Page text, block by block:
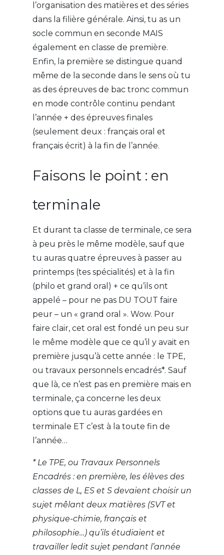
l’organisation des matières et des séries
dans la filière générale. Ainsi, tu as un
socle commun en seconde MAIS
également en classe de première.
Enfin, la première se distingue quand
même de la seconde dans le sens où tu
as des épreuves de bac tronc commun
en mode contrôle continu pendant
l’année + des épreuves finales
(seulement deux : français oral et
français écrit) à la fin de l’année.
Faisons le point : en
terminale
Et durant ta classe de terminale, ce sera
à peu près le même modèle, sauf que
tu auras quatre épreuves à passer au
printemps (tes spécialités) et à la fin
(philo et grand oral) + ce qu’ils ont
appelé – pour ne pas DU TOUT faire
peur – un « grand oral ». Wow. Pour
faire clair, cet oral est fondé un peu sur
le même modèle que ce qu’il y avait en
première jusqu’à cette année : le TPE,
ou travaux personnels encadrés*. Sauf
que là, ce n’est pas en première mais en
terminale, ça concerne les deux
options que tu auras gardées en
terminale ET c’est à la toute fin de
l’année…
* Le TPE, ou Travaux Personnels
Encadrés : en première, les élèves des
classes de L, ES et S devaient choisir un
sujet mêlant deux matières (SVT et
physique-chimie, français et
philosophie…) qu’ils étudiaient et
travailler ledit sujet pendant l’année